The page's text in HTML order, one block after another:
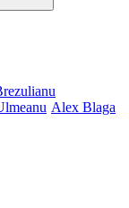
Alex Blaga